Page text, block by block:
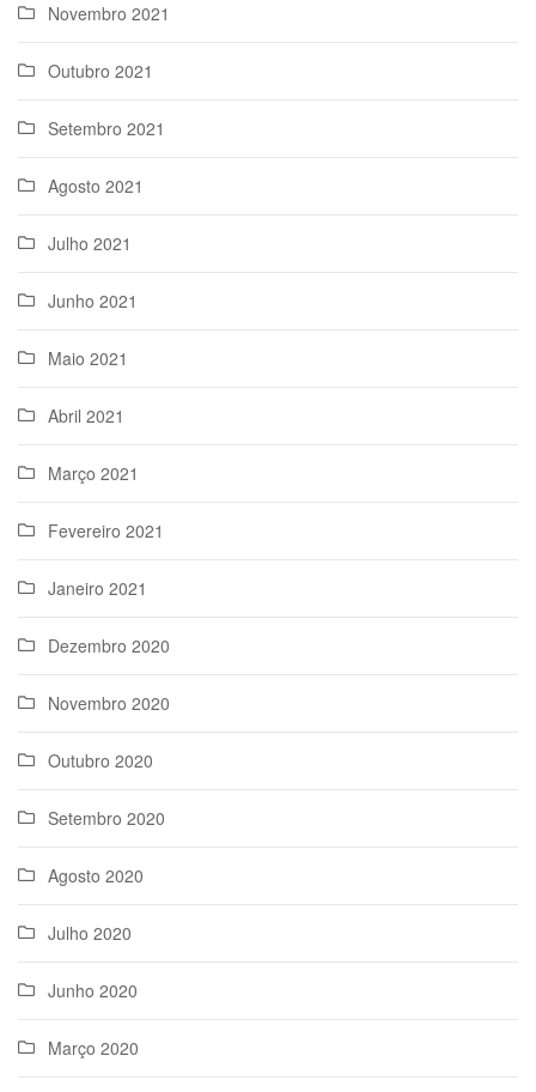
Novembro 2021
Outubro 2021
Setembro 2021
Agosto 2021
Julho 2021
Junho 2021
Maio 2021
Abril 2021
Março 2021
Fevereiro 2021
Janeiro 2021
Dezembro 2020
Novembro 2020
Outubro 2020
Setembro 2020
Agosto 2020
Julho 2020
Junho 2020
Março 2020